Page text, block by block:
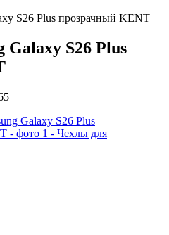
S26 Plus прозрачный KENT
Galaxy S26 Plus